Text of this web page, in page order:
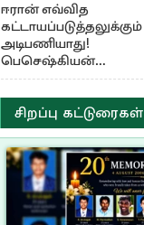
ஈரான் எவ்வித
கட்டாயப்படுத்தலுக்கும்
அடிபணியாது!
பெசெஷ்கியன்
அறிவிப்பு
சிறப்பு கட்டுரைகள்